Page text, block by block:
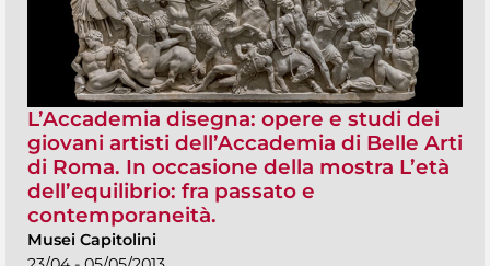
L’Accademia disegna: opere e studi dei
giovani artisti dell’Accademia di Belle Arti
di Roma. In occasione della mostra L’età
dell’equilibrio: fra passato e
contemporaneità.
Musei Capitolini